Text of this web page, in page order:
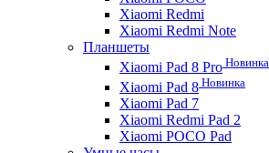
Xiaomi Redmi
Xiaomi Redmi Note
Планшеты
Xiaomi Pad 8 Pro Новинка
Xiaomi Pad 8 Новинка
Xiaomi Pad 7
Xiaomi Redmi Pad 2
Xiaomi POCO Pad